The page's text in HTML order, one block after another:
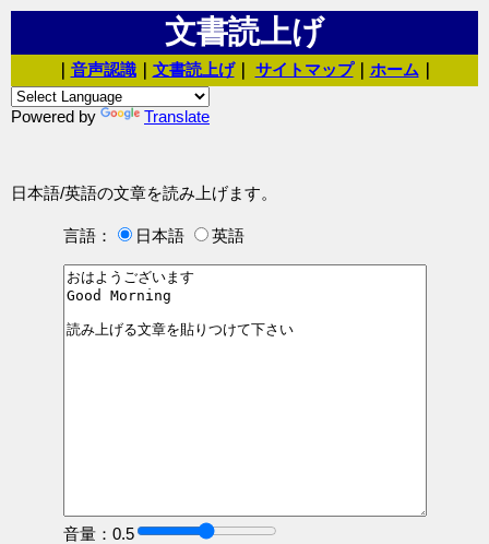
文書読上げ
音声認識｜ 文書読上げ｜ サイトマップ｜ ホーム
Powered by Translate
日本語/英語の文章を読み上げます。
言語： 日本語 英語
音量： 0.5